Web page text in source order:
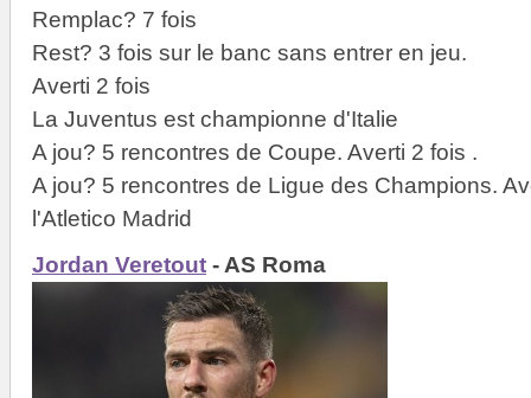
Remplac? 7 fois
Rest? 3 fois sur le banc sans entrer en jeu.
Averti 2 fois
La Juventus est championne d'Italie
A jou? 5 rencontres de Coupe. Averti 2 fois .
A jou? 5 rencontres de Ligue des Champions.
l'Atletico Madrid
Jordan Veretout - AS Roma